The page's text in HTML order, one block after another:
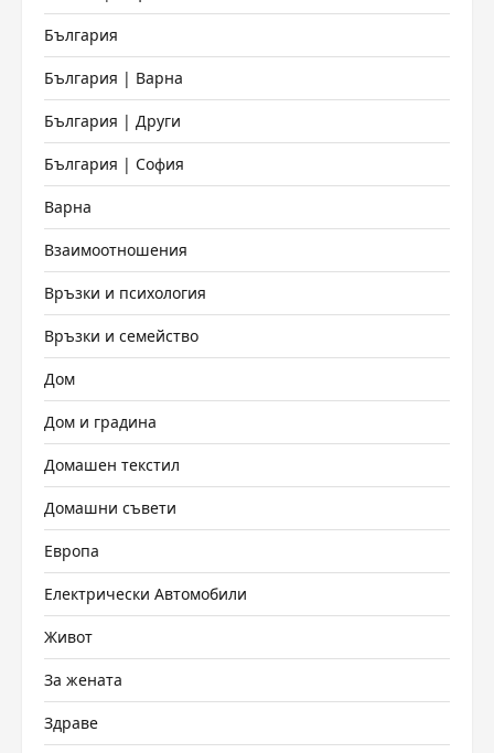
България
България | Варна
България | Други
България | София
Варна
Взаимоотношения
Връзки и психология
Връзки и семейство
Дом
Дом и градина
Домашен текстил
Домашни съвети
Европа
Електрически Автомобили
Живот
За жената
Здраве